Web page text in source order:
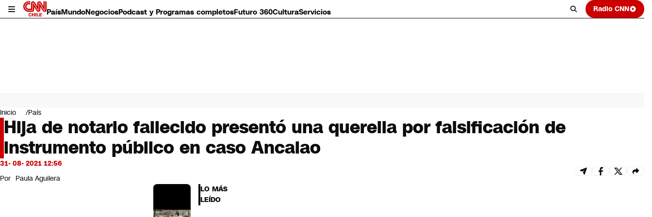
PaísMundoNegociosPodcast y Programas completosFuturo 360CulturaServicios Radio CNN
Mundo
Negocios
Deportes
Programas completos
Cultura
Servicios
Bits
CNN Data
Inicio País
Hija de notario fallecido presentó una querella por falsificación de
instrumento público en caso Ancalao
31- 08- 2021 12:56
Por Paula Aguilera
LO MÁS
LEÍDO